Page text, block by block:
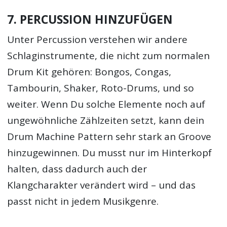
7. PERCUSSION HINZUFÜGEN
Unter Percussion verstehen wir andere
Schlaginstrumente, die nicht zum normalen
Drum Kit gehören: Bongos, Congas,
Tambourin, Shaker, Roto-Drums, und so
weiter. Wenn Du solche Elemente noch auf
ungewöhnliche Zählzeiten setzt, kann dein
Drum Machine Pattern sehr stark an Groove
hinzugewinnen. Du musst nur im Hinterkopf
halten, dass dadurch auch der
Klangcharakter verändert wird – und das
passt nicht in jedem Musikgenre.